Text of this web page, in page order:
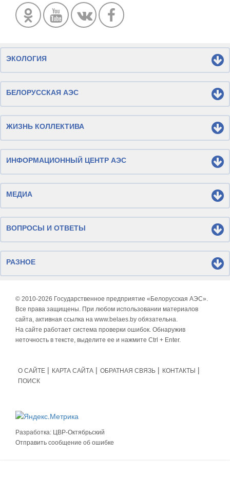
ЭКОЛОГИЯ
БЕЛОРУССКАЯ АЭС
ЖИЗНЬ КОЛЛЕКТИВА
ИНФОРМАЦИОННЫЙ ЦЕНТР АЭС
МЕДИА
ВОПРОСЫ И ОТВЕТЫ
РАЗНОЕ
© 2010-2026 Государственное предприятие «Белорусская АЭС».
Все права защищены. При любом использовании материалов
сайта, активная ссылка на www.belaes.by обязательна.
На сайте работает система проверки ошибок. Обнаружив
неточность в тексте, выделите ее и нажмите Ctrl + Enter.
О САЙТЕ КАРТА САЙТА ОБРАТНАЯ СВЯЗЬ
КОНТАКТЫ
ПОИСК
Разработка: ЦВР-Октябрьский
Отправить сообщение об ошибке